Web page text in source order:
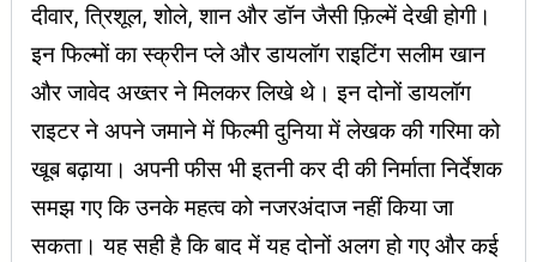
दीवार, त्रिशूल, शोले, शान और डॉन जैसी फ़िल्में देखी होगी।
इन फिल्मों का स्क्रीन प्ले और डायलॉग राइटिंग सलीम खान
और जावेद अख्तर ने मिलकर लिखे थे। इन दोनों डायलॉग
राइटर ने अपने जमाने में फिल्मी दुनिया में लेखक की गरिमा को
खूब बढ़ाया। अपनी फीस भी इतनी कर दी की निर्माता निर्देशक
समझ गए कि उनके महत्व को नजरअंदाज नहीं किया जा
सकता। यह सही है कि बाद में यह दोनों अलग हो गए और कई